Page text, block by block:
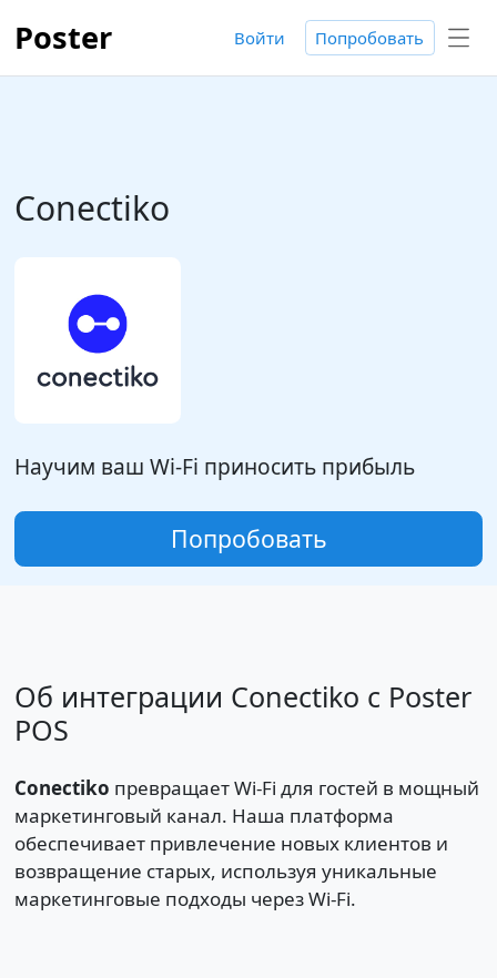
Poster Войти Попробовать
Conectiko
Научим ваш Wi-Fi приносить прибыль
Попробовать
Об интеграции Conectiko с Poster
POS
Conectiko превращает Wi-Fi для гостей в мощный
маркетинговый канал. Наша платформа
обеспечивает привлечение новых клиентов и
возвращение старых, используя уникальные
маркетинговые подходы через Wi-Fi.